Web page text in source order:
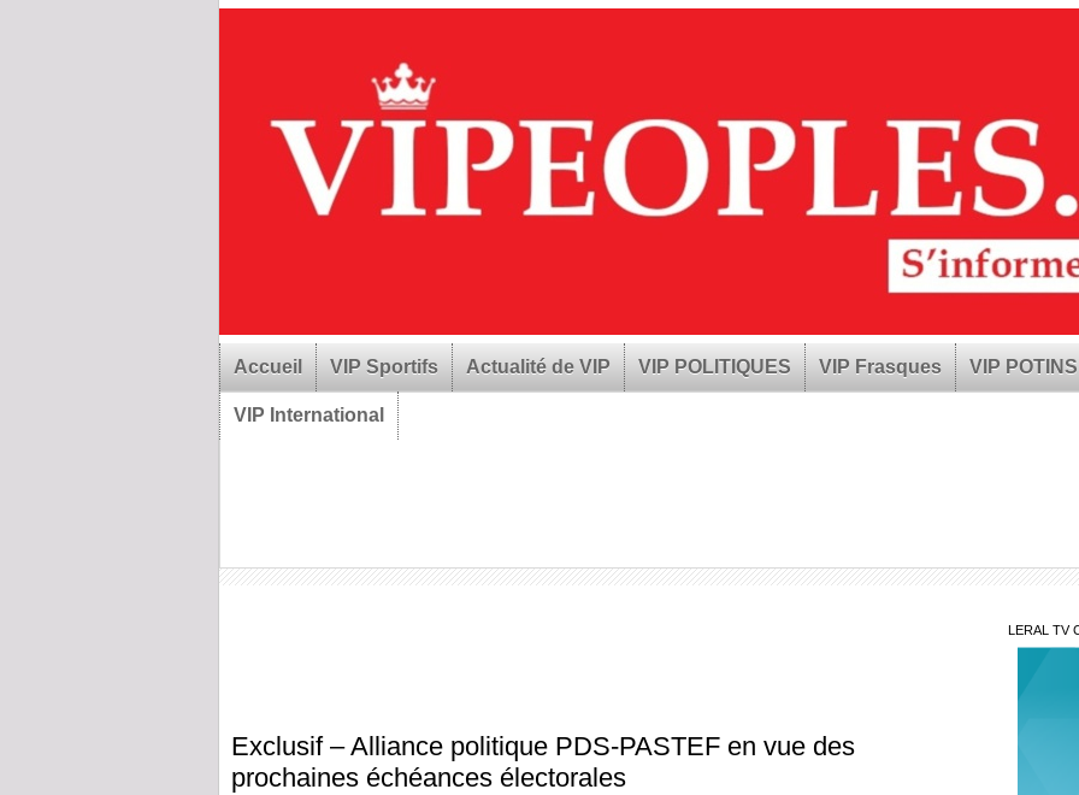
Accueil VIP Sportifs Actualité de VIP VIP POLITIQUES VIP Frasques VIP POTINS
VIP International
Exclusif – Alliance politique PDS-PASTEF en vue des
prochaines échéances électorales
LERAL TV